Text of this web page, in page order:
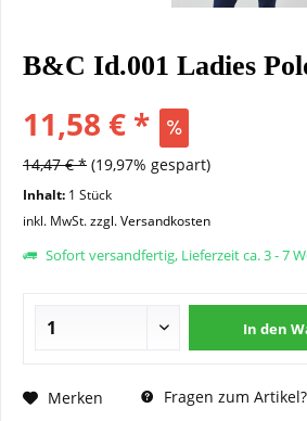
B&C Id.001 Ladies
11,58 € *
14,47 € * (19,97% gespart)
Inhalt: 1 Stück
inkl. MwSt.zzgl. Versandkosten
Sofort versandfertig, Lieferzeit ca. 3 - 7
In den
Merken Fragen zum Artikel?